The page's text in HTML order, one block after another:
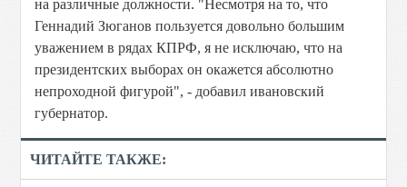
на различные должности. "Несмотря на то, что
Геннадий Зюганов пользуется довольно большим
уважением в рядах КПРФ, я не исключаю, что на
президентских выборах он окажется абсолютно
непроходной фигурой", - добавил ивановский
губернатор.
ЧИТАЙТЕ ТАКЖЕ: